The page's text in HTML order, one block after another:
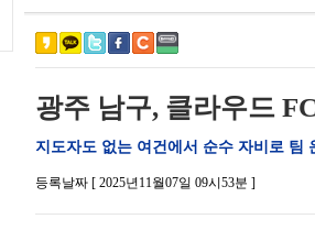
나주 남평읍 도심속, ‘우리동네...
영광군, 하반기 귀농‧귀촌...
광주 남구, 클라우드
지도자도 없는 여건에서 순수 자비로 팀
등록날짜 [ 2025년11월07일 09시53분 ]